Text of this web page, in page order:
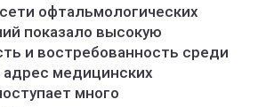
офтальмологических
показало высокую
и востребованность среди
адрес медицинских
много